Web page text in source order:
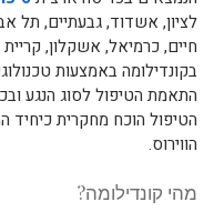
לציון, אשדוד, גבעתיים, תל
חיים, כרמיאל, אשקלון,
בקונדילומה באמצעות
התאמת הטיפול לסוג הנגע
הטיפול הוכח מחקרית כיחיד
הווירוס.
מהי קונדילומה?